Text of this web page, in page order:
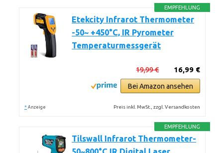
EMPFEHLUNG
Etekcity Infrarot Thermometer
-50~ +450°C, IR Pyrometer
Temperaturmessgerät
16,99 €
19,99 €
Bei Amazon ansehen
* Anzeige Preis inkl. MwSt., zzgl. Versandkosten
EMPFEHLUNG
Tilswall Infrarot Thermometer-